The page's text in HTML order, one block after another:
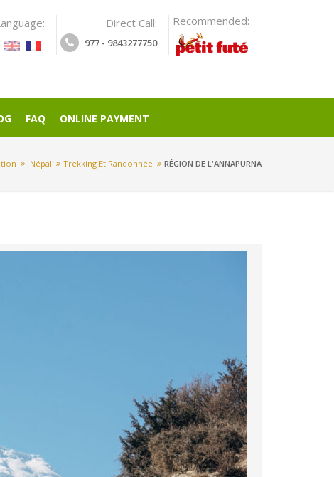
Direct Call:
977 - 9843277750
Recommended:
FAQ ONLINE PAYMENT
Népal Trekking Et Randonnée RÉGION DE L'ANNAPURNA